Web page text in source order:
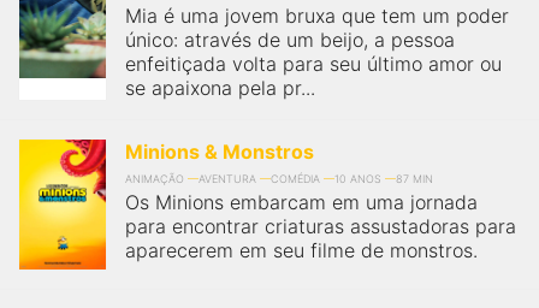
Mia é uma jovem bruxa que tem um poder
único: através de um beijo, a pessoa
enfeitiçada volta para seu último amor ou
se apaixona pela pr...
Minions & Monstros
ANIMAÇÃO AVENTURA COMÉDIA 10 ANOS 87 MIN
Os Minions embarcam em uma jornada
para encontrar criaturas assustadoras para
aparecerem em seu filme de monstros.